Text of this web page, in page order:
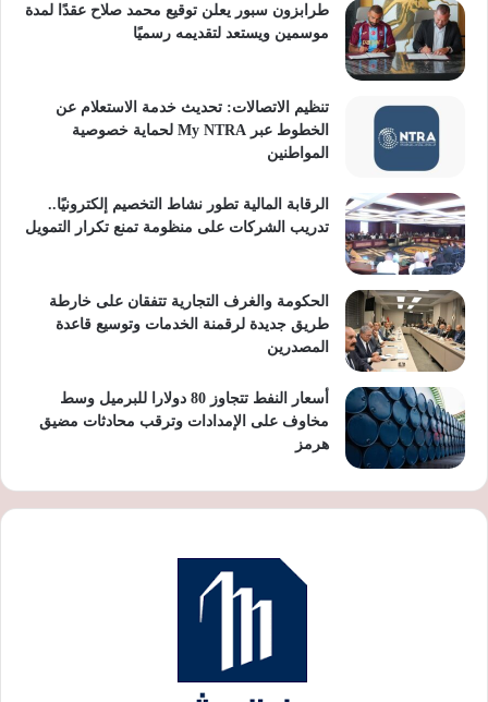
طرابزون سبور يعلن توقيع محمد صلاح عقدًا لمدة
موسمين ويستعد لتقديمه رسميًا
تنظيم الاتصالات: تحديث خدمة الاستعلام عن
الخطوط عبر My NTRA لحماية خصوصية
المواطنين
الرقابة المالية تطور نشاط التخصيم إلكترونيًا..
تدريب الشركات على منظومة تمنع تكرار التمويل
الحكومة والغرف التجارية تتفقان على خارطة
طريق جديدة لرقمنة الخدمات وتوسيع قاعدة
المصدرين
أسعار النفط تتجاوز 80 دولارا للبرميل وسط
مخاوف على الإمدادات وترقب محادثات مضيق
هرمز